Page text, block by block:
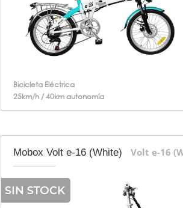
Bicicleta Eléctrica
25km/h / 40km autonomía
Mobox Volt e-16 (White) Volt e-16